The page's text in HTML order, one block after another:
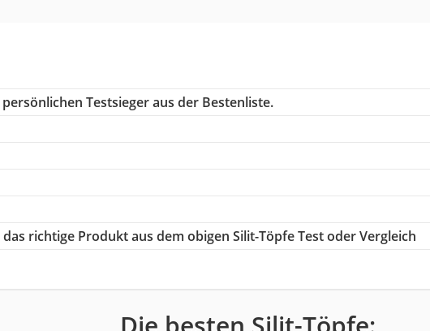
Testsieger aus der Bestenliste.
das richtige Produkt aus dem obigen Silit-Töpfe Test oder Vergleich